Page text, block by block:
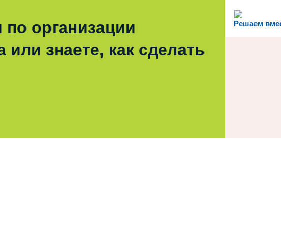
Решаем
организации
или знаете, как сделать